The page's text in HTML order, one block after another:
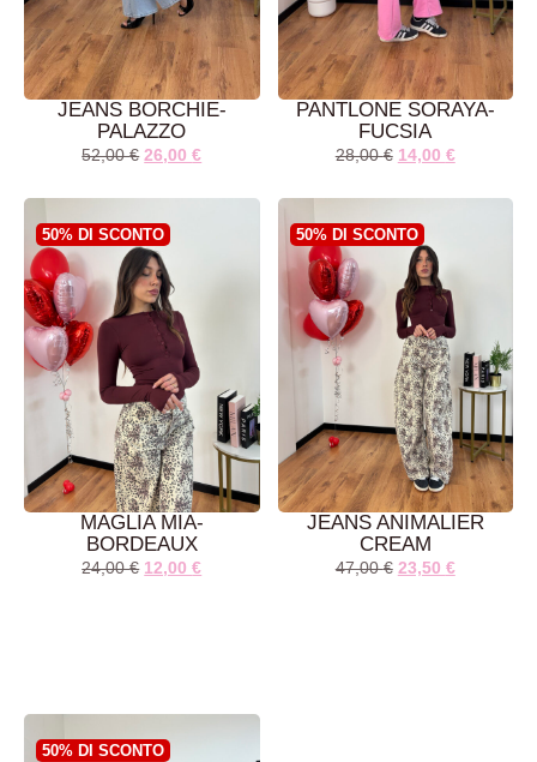
JEANS BORCHIE-
PALAZZO
52,00€ 26,00€
PANTLONE SORAYA-
FUCSIA
28,00€ 14,00 €
50% DI SCONTO
MAGLIA MIA-
BORDEAUX
24,00€ 12,00€
50% DI SCONTO
JEANS ANIMALIER
CREAM
47,00€ 23,50 €
50% DI SCONTO